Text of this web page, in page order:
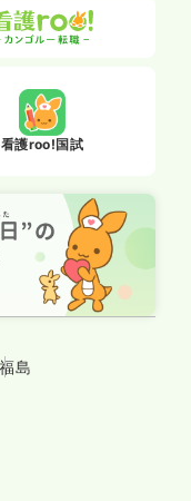
看護roo!国試
福島